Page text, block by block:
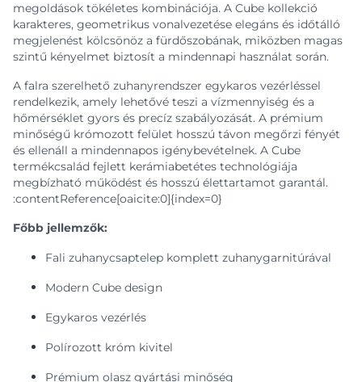
megoldások tökéletes kombinációja. A Cube kollekció
karakteres, geometrikus vonalvezetése elegáns és időtálló
megjelenést kölcsönöz a fürdőszobának, miközben magas
szintű kényelmet biztosít a mindennapi használat során.
A falra szerelhető zuhanyrendszer egykaros vezérléssel
rendelkezik, amely lehetővé teszi a vízmennyiség és a
hőmérséklet gyors és precíz szabályozását. A prémium
minőségű krómozott felület hosszú távon megőrzi fényét
és ellenáll a mindennapos igénybevételnek. A Cube
termékcsalád fejlett kerámiabetétes technológiája
megbízható működést és hosszú élettartamot garantál.
:contentReference[oaicite:0]{index=0}
Főbb jellemzők:
Fali zuhanycsaptelep komplett zuhanygarnitúrával
Modern Cube design
Egykaros vezérlés
Polírozott króm kivitel
Prémium olasz gyártási minőség